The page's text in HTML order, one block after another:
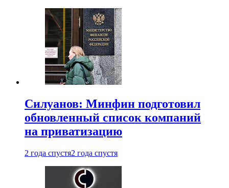
Силуанов: Минфин подготовил
обновленный список компаний
на приватизацию
2 года спустя2 года спустя